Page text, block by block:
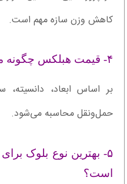
کاهش وزن سازه مهم است.
۴- قیمت هبلکس چگونه محاسبه می‌شود؟
بر اساس ابعاد،
حمل‌ونقل محاسبه می‌شود.
۵- بهترین نوع بلوک
است؟